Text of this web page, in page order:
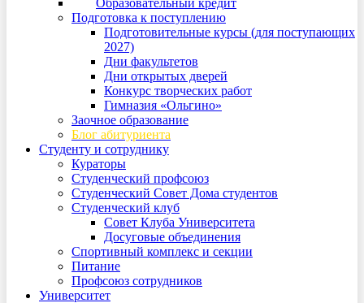
Образовательный кредит
Подготовка к поступлению
Подготовительные курсы (для поступающих
2027)
Дни факультетов
Дни открытых дверей
Конкурс творческих работ
Гимназия «Ольгино»
Заочное образование
Блог абитуриента
Студенту и сотруднику
Кураторы
Студенческий профсоюз
Студенческий Совет Дома студентов
Студенческий клуб
Совет Клуба Университета
Досуговые объединения
Спортивный комплекс и секции
Питание
Профсоюз сотрудников
Университет